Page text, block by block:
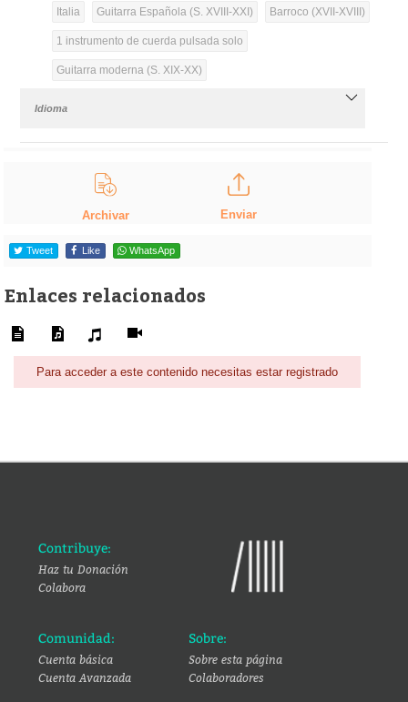
Italia Guitarra Española (S. XVIII-XXI) Barroco (XVII-XVIII)
1 instrumento de cuerda pulsada solo
Guitarra moderna (S. XIX-XX)
Idioma
Archivar Enviar
Tweet Like WhatsApp
Enlaces relacionados
Para acceder a este contenido necesitas estar registrado
Contribuye:
Haz tu Donación
Colabora
Comunidad:
Cuenta básica
Cuenta Avanzada
Sobre:
Sobre esta página
Colaboradores